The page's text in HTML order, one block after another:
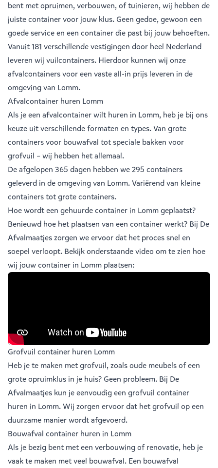
bent met opruimen, verbouwen, of tuinieren, wij hebben de
juiste container voor jouw klus. Geen gedoe, gewoon een
goede service en een container die past bij jouw behoeften.
Vanuit181 verschillende vestigingen door heel Nederland
leveren wij vuilcontainers. Hierdoor kunnen wij onze
afvalcontainers voor een vaste all-in prijs leveren in de
omgeving van Lomm.
Afvalcontainer huren Lomm
Als je een afvalcontainerwilt huren in Lomm, heb je bij ons
keuze uit verschillende formaten en types. Van grote
containers voor bouwafval tot speciale bakken voor
grofvuil – wij hebben het allemaal.
De afgelopen 365 dagen hebben we 295 containers
geleverd in de omgeving van Lomm. Variërend van kleine
containerstotgrote containers.
Hoe wordt een gehuurde container in Lomm geplaatst?
Benieuwd hoe het plaatsen van een container werkt? Bij De
Afvalmaatjes zorgen we ervoor dat het proces snel en
soepel verloopt. Bekijk onderstaande video om te zien hoe
wij jouw container in Lomm plaatsen:
Grofvuil container huren Lomm
Heb je te maken met grofvuil, zoals oude meubels of een
grote opruimklus in je huis? Geen probleem. Bij De
Afvalmaatjes kun je eenvoudig een grofvuil container
huren in Lomm. Wij zorgen ervoor dat het grofvuil op een
duurzame manier wordt afgevoerd.
Bouwafval container huren in Lomm
Als je bezig bent met een verbouwing of renovatie, heb je
vaak te maken met veel bouwafval. Een bouwafval